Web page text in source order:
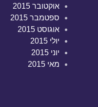
אוקטובר 2015
ספטמבר 2015
אוגוסט 2015
יולי 2015
יוני 2015
מאי 2015